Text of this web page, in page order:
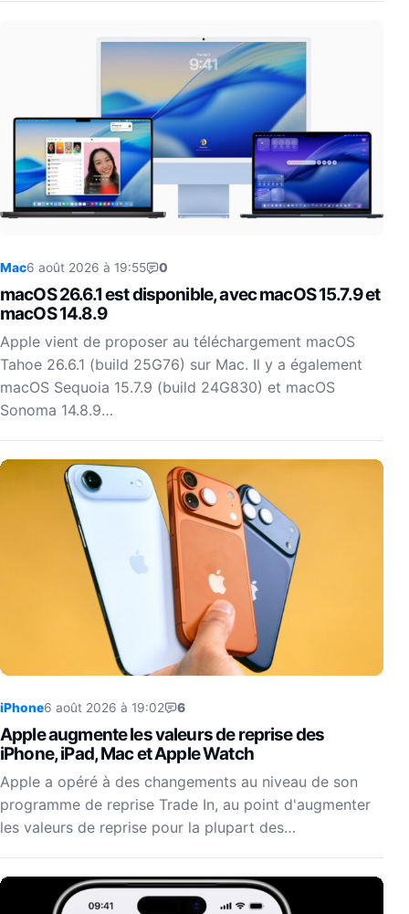
Mac6 août 2026 à 19:55 0
macOS 26.6.1 est disponible, avec macOS 15.7.9 et
macOS 14.8.9
Apple vient de proposer au téléchargement macOS
Tahoe 26.6.1 (build 25G76) sur Mac. Il y a également
macOS Sequoia 15.7.9 (build 24G830) et macOS
Sonoma 14.8.9…
iPhone6 août 2026 à 19:02 6
Apple augmente les valeurs de reprise des
iPhone, iPad, Mac et Apple Watch
Apple a opéré à des changements au niveau de son
programme de reprise Trade In, au point d'augmenter
les valeurs de reprise pour la plupart des…